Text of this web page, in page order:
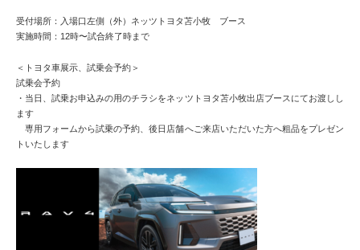
受付場所：入場口左側（外）ネッツトヨタ苫小牧 ブース
実施時間：12時〜試合終了時まで
＜トヨタ車展示、試乗会予約＞
試乗会予約
・当日、試乗お申込みの用のチラシをネッツトヨタ苫小牧出店ブースにてお渡しし
ます
専用フォームから試乗の予約、後日店舗へご来店いただいた方へ粗品をプレゼン
トいたします